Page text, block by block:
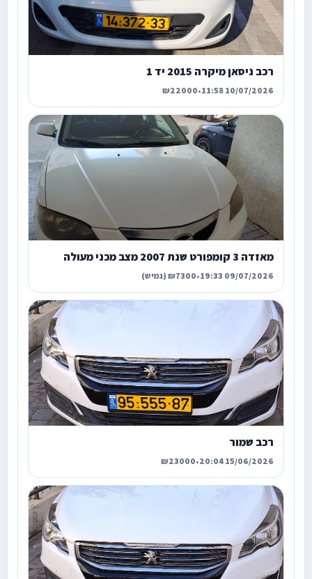
רכב ניסאן מיקרה 2015 יד 1
10/07/2026 11:58
•
₪22000
מאזדה 3 קומפורט שנת 2007 מצב מכני מעולה
09/07/2026 19:33
•₪7300 (גמיש)
רכב שמור
15/06/2026 20:04
•
₪23000